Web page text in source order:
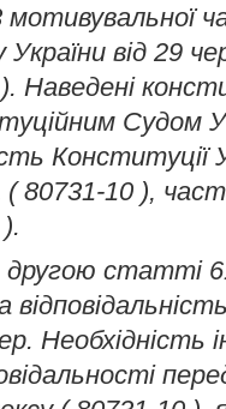
мотивувальної
від 29
Наведені
Судом
80731-10 ),
статті
Необхідність